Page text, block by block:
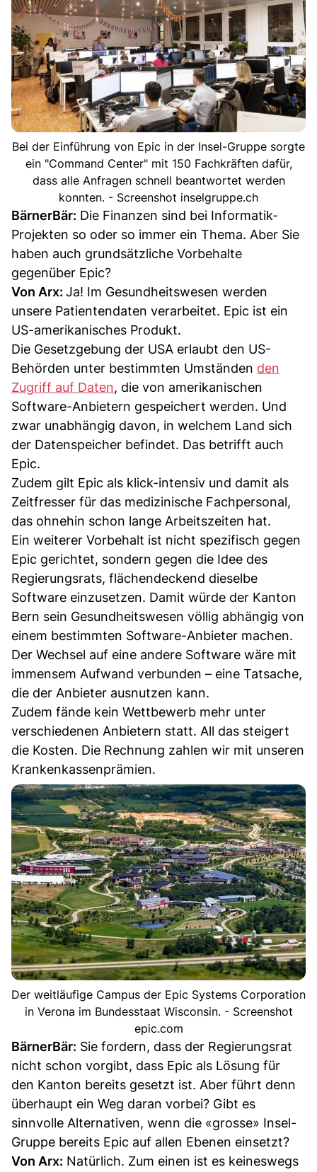
Bei der Einführung von Epic in der Insel-Gruppe sorgte
ein "Command Center" mit 150 Fachkräften dafür,
dass alle Anfragen schnell beantwortet werden
konnten. - Screenshot inselgruppe.ch
BärnerBär: Die Finanzen sind bei Informatik-
Projekten so oder so immer ein Thema. Aber Sie
haben auch grundsätzliche Vorbehalte
gegenüber Epic?
Von Arx: Ja! Im Gesundheitswesen werden
unsere Patientendaten verarbeitet. Epic ist ein
US-amerikanisches Produkt.
Die Gesetzgebung der USA erlaubt den US-
Behörden unter bestimmten Umständen den
Zugriff auf Daten, die von amerikanischen
Software-Anbietern gespeichert werden. Und
zwar unabhängig davon, in welchem Land sich
der Datenspeicher befindet. Das betrifft auch
Epic.
Zudem gilt Epic als klick-intensiv und damit als
Zeitfresser für das medizinische Fachpersonal,
das ohnehin schon lange Arbeitszeiten hat.
Ein weiterer Vorbehalt ist nicht spezifisch gegen
Epic gerichtet, sondern gegen die Idee des
Regierungsrats, flächendeckend dieselbe
Software einzusetzen. Damit würde der Kanton
Bern sein Gesundheitswesen völlig abhängig von
einem bestimmten Software-Anbieter machen.
Der Wechsel auf eine andere Software wäre mit
immensem Aufwand verbunden – eine Tatsache,
die der Anbieter ausnutzen kann.
Zudem fände kein Wettbewerb mehr unter
verschiedenen Anbietern statt. All das steigert
die Kosten. Die Rechnung zahlen wir mit unseren
Krankenkassenprämien.
Der weitläufige Campus der Epic Systems Corporation
in Verona im Bundesstaat Wisconsin. - Screenshot
epic.com
BärnerBär: Sie fordern, dass der Regierungsrat
nicht schon vorgibt, dass Epic als Lösung für
den Kanton bereits gesetzt ist. Aber führt denn
überhaupt ein Weg daran vorbei? Gibt es
sinnvolle Alternativen, wenn die «grosse» Insel-
Gruppe bereits Epic auf allen Ebenen einsetzt?
Von Arx: Natürlich. Zum einen ist es keineswegs